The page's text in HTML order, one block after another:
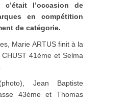
c’était l’occasion de
en compétition
de catégorie.
Marie ARTUS finit à la
41ème et Selma
Jean Baptiste
43ème et Thomas